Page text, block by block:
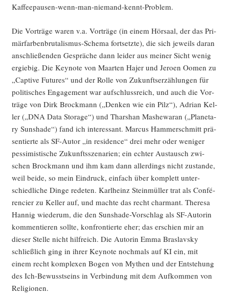
Kaffeepausen-wenn-man-niemand-kennt-Problem.
Die Vor­trä­ge waren v.a. Vor­trä­ge (in einem Hör­saal, der das Pri­
mär­far­ben­bru­ta­lis­mus-Sche­ma fort­setz­te), die sich jeweils dar­an
anschlie­ßen­den Gesprä­che dann lei­der aus mei­ner Sicht wenig
ergie­big. Die Key­note von Maar­ten Hajer und Jero­en Oomen zu
„Cap­ti­ve Futures“ und der Rol­le von Zukunfts­er­zäh­lun­gen für
poli­ti­sches Enga­ge­ment war auf­schluss­reich, und auch die Vor­
trä­ge von Dirk Brock­mann („Den­ken wie ein Pilz“), Adri­an Kel­
ler („DNA Data Sto­rage“) und Thar­shan Mas­he­wa­ran („Pla­ne­ta­
ry Suns­ha­de“) fand ich inter­es­sant. Mar­cus Ham­mer­schmitt prä­
sen­tier­te als SF-Autor „in resi­dence“ drei mehr oder weni­ger
pes­si­mis­ti­sche Zukunfts­sze­na­ri­en; ein ech­ter Aus­tausch zwi­
schen Brock­mann und ihm kam dann aller­dings nicht zustan­de,
weil bei­de, so mein Ein­druck, ein­fach über kom­plett unter­
schied­li­che Din­ge rede­ten. Karl­heinz Stein­mül­ler trat als Con­fé­
ren­cier zu Kel­ler auf, und mach­te das recht char­mant. The­re­sa
Han­nig wie­der­um, die den Suns­ha­de-Vor­schlag als SF-Autorin
kom­men­tie­ren soll­te, kon­fron­tier­te eher; das erschien mir an
die­ser Stel­le nicht hilf­reich. Die Autorin Emma Bras­lavs­ky
schließ­lich ging in ihrer Key­note noch­mals auf KI ein, mit
einem recht kom­ple­xen Bogen von Mythen und der Ent­ste­hung
des Ich-Bewusst­seins in Ver­bin­dung mit dem Auf­kom­men von
Religionen.